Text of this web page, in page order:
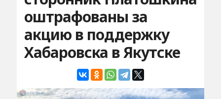
оштрафованы за
акцию в поддержку
Хабаровска в Якутске